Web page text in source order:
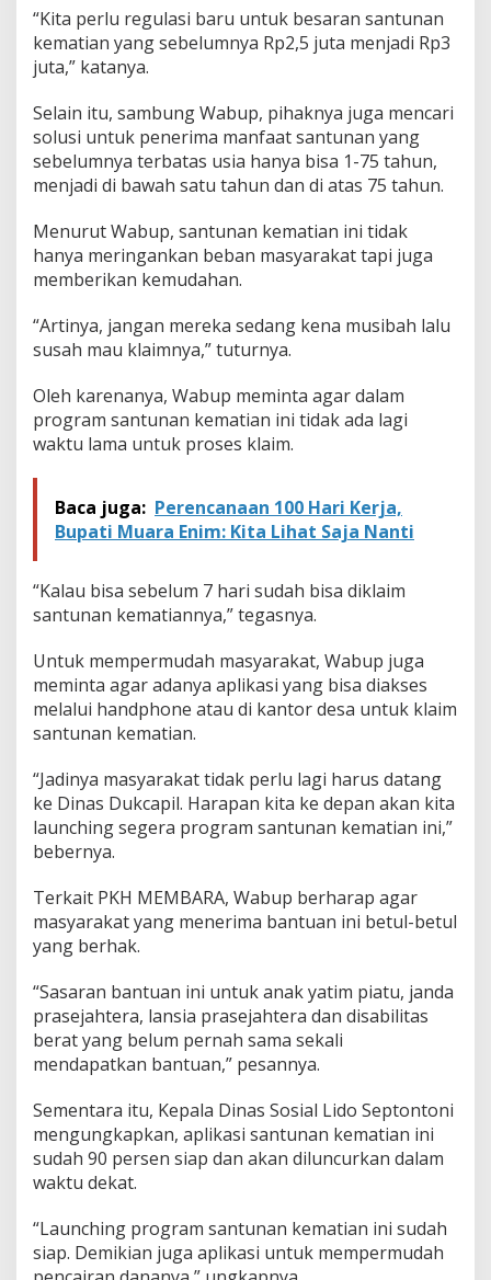
a
n
P
g
r
a
m
M
M
B
A
R
“Kita perlu regulasi baru untuk besaran santunan
kematian yang sebelumnya Rp2,5 juta menjadi Rp3
juta,” katanya.
Selain itu, sambung Wabup, pihaknya juga mencari
solusi untuk penerima manfaat santunan yang
sebelumnya terbatas usia hanya bisa 1-75 tahun,
menjadi di bawah satu tahun dan di atas 75 tahun.
Menurut Wabup, santunan kematian ini tidak
hanya meringankan beban masyarakat tapi juga
memberikan kemudahan.
“Artinya, jangan mereka sedang kena musibah lalu
susah mau klaimnya,” tuturnya.
Oleh karenanya, Wabup meminta agar dalam
program santunan kematian ini tidak ada lagi
waktu lama untuk proses klaim.
Baca juga: Perencanaan 100 Hari Kerja,
Bupati Muara Enim: Kita Lihat Saja Nanti
“Kalau bisa sebelum 7 hari sudah bisa diklaim
santunan kematiannya,” tegasnya.
Untuk mempermudah masyarakat, Wabup juga
meminta agar adanya aplikasi yang bisa diakses
melalui handphone atau di kantor desa untuk klaim
santunan kematian.
“Jadinya masyarakat tidak perlu lagi harus datang
ke Dinas Dukcapil. Harapan kita ke depan akan kita
launching segera program santunan kematian ini,”
bebernya.
Terkait PKH MEMBARA, Wabup berharap agar
masyarakat yang menerima bantuan ini betul-betul
yang berhak.
“Sasaran bantuan ini untuk anak yatim piatu, janda
prasejahtera, lansia prasejahtera dan disabilitas
berat yang belum pernah sama sekali
mendapatkan bantuan,” pesannya.
Sementara itu, Kepala Dinas Sosial Lido Septontoni
mengungkapkan, aplikasi santunan kematian ini
sudah 90 persen siap dan akan diluncurkan dalam
waktu dekat.
“Launching program santunan kematian ini sudah
siap. Demikian juga aplikasi untuk mempermudah